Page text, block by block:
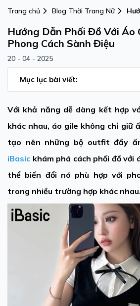
Trang chủ Blog Thời Trang Nữ
Hướng Dẫn Phối Đồ Với Áo
Phong Cách Sành Điệu
20 - 04 - 2025
Mục lục bài viết:
Với khả năng dễ dàng kết hợp
khác nhau, áo gile không chỉ giữ
tạo nên những bộ outfit đầy
iBasic khám phá cách phối đồ với
thể biến đổi nó phù hợp với
trong nhiều trường hợp khác nhau.